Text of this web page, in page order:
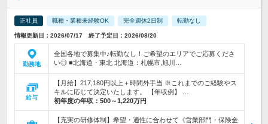
正社員 職種・業種未経験OK 完全週休2日制 転勤なし
情報更新日：2026/07/17 終了予定日：2026/08/20
勤務地
全国各地で募集中♪転勤なし！ご希望のエリアでご応募くださ
い◎ ■北海道・東北 北海道：札幌市,旭川…
給与
【月給】217,180円以上＋時間外手当 ※これまでのご経験やス
キルに応じて決定いたします。 【年収例】 …
初年度の年収： 500～1,220万円
【充実の研修体制】希望・適性に合わせて《営業部門・保険金